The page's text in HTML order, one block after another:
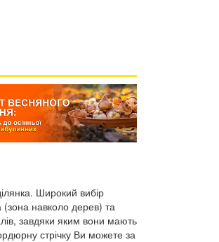
Широкий вибір
(зона навколо дерев) та
завдяки яким вони мають
стрічку Ви можете за